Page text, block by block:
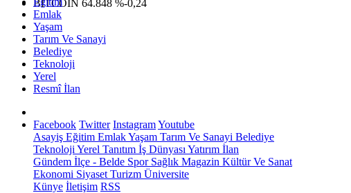
BITCOIN 64.848 %-0,24
Emlak
Yaşam
Tarım Ve Sanayi
Belediye
Teknoloji
Yerel
Resmî İlan
Facebook Twitter InstagramYoutube
Asayiş Eğitim EmlakYaşam Tarım Ve Sanayi Belediye
Teknoloji Yerel Tanıtım İş Dünyası Yatırım İlan
Gündem İlçe - Belde SporSağlık Magazin Kültür Ve Sanat
Ekonomi Siyaset Turizm Üniversite
Künye İletişim RSS